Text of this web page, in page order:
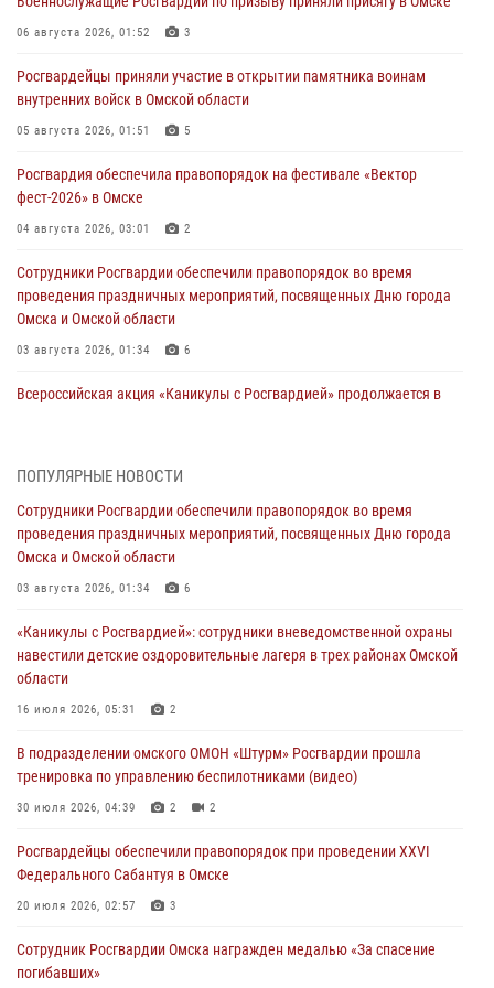
06 августа 2026, 01:52 3
Росгвардейцы приняли участие в открытии памятника воинам
внутренних войск в Омской области
05 августа 2026, 01:51 5
Росгвардия обеспечила правопорядок на фестивале «Вектор
фест-2026» в Омске
04 августа 2026, 03:01 2
Сотрудники Росгвардии обеспечили правопорядок во время
проведения праздничных мероприятий, посвященных Дню города
Омска и Омской области
03 августа 2026, 01:34 6
Всероссийская акция «Каникулы с Росгвардией» продолжается в
тренировка по управлению беспилотниками (видео)
30 июля 2026, 04:39 2
Росгвардия обеспечила безопасность уникального передвижного
29 июля 2026, 01:49
Росгвардейцы приняли участие в крестном ходе в День крещения
Руси в Омске
При содействии спецназа Росгвардии пресечены нарушения
миграционного законодательства в Омске (видео)
ПОПУЛЯРНЫЕ НОВОСТИ
Сотрудники Росгвардии обеспечили правопорядок во время
проведения праздничных мероприятий, посвященных Дню города
Омска и Омской области
03 августа 2026, 01:34 6
«Каникулы с Росгвардией»: сотрудники вневедомственной охраны
навестили детские оздоровительные лагеря в трех районах Омской
области
16 июля 2026, 05:31 2
В подразделении омского ОМОН «Штурм» Росгвардии прошла
тренировка по управлению беспилотниками (видео)
30 июля 2026, 04:39 2 2
Росгвардейцы обеcпечили правопорядок при проведении XXVI
Федерального Сабантуя в Омске
20 июля 2026, 02:57 3
Сотрудник Росгвардии Омска награжден медалью «За спасение
погибавших»